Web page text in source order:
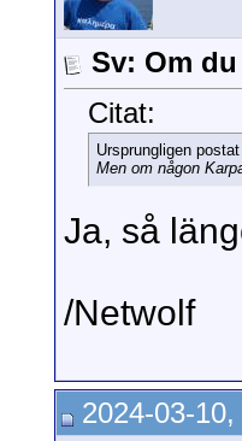
Sv: Om
Citat:
Ursprungligen
Men om någon
Ja, så
/Netwolf
2024-03-